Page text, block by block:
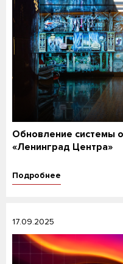
Обновление системы
«Ленинград Центра»
Подробнее
17.09.2025